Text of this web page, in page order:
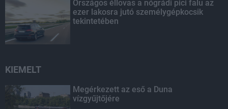
Országos éllovas a nógrádi pici falu az
ezer lakosra jutó személygépkocsik
tekintetében
KIEMELT
Megérkezett az eső a Duna
vízgyűjtőjére